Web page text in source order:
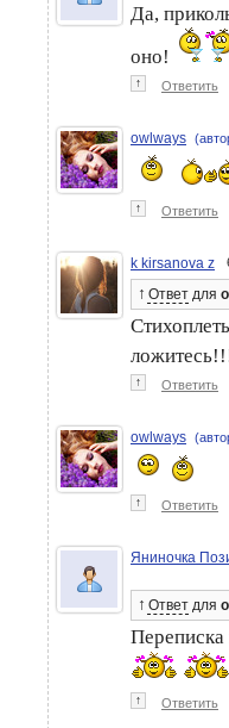
Да,
оно!
↑ Ответить
owlways
↑ Ответить
k kirsanova z
↑ Ответ для
↑ Ответить
owlways
↑ Ответить
Яниночка
↑ Ответ для
Переписка
↑ Ответить